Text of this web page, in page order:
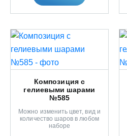
Композиция с
гелиевыми шарами
№585
Можно изменить цвет, вид и
количество шаров в любом
наборе